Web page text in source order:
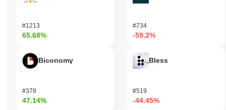
#1213
65.68%
Biconomy
#378
47.14%
#734
-59.2%
Bless
#519
-44.45%